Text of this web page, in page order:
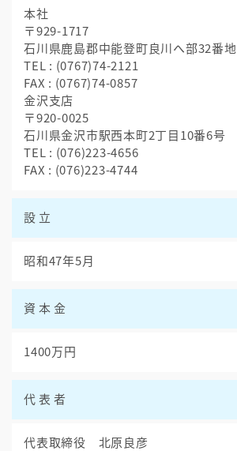
本社
〒929-1717
石川県鹿島郡中能登町良川へ部32番地
TEL : (0767)74-2121
FAX : (0767)74-0857
金沢支店
〒920-0025
石川県金沢市駅西本町2丁目10番6号
TEL : (076)223-4656
FAX : (076)223-4744
設立
昭和47年5月
資本金
1400万円
代表者
代表取締役 北原良彦